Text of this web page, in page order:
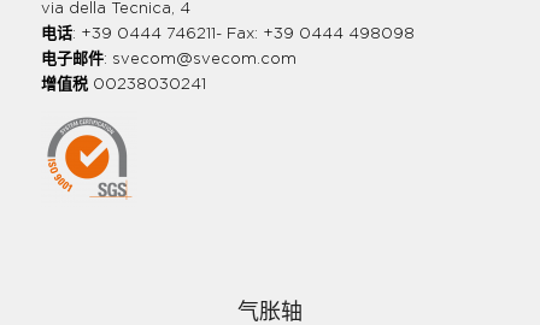
via della Tecnica, 4
电话: +39 0444 746211- Fax: +39 0444 498098
电子邮件: svecom@svecom.com
增值税00238030241
气胀轴